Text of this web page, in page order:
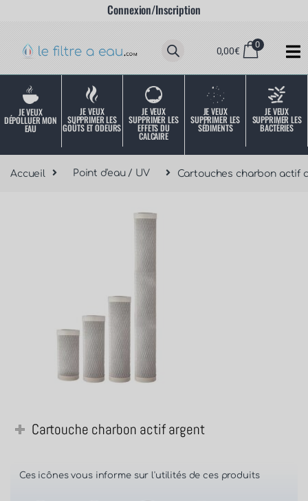
Connexion/Inscription
0,00€
0
JE VEUX
DÉPOLLUER MON
EAU
JE VEUX
SUPPRIMER LES
GOÛTS ET ODEURS
JE VEUX
SUPPRIMER LES
EFFETS DU
CALCAIRE
JE VEUX
SUPPRIMER LES
SÉDIMENTS
JE VEUX
SUPPRIMER LES
BACTÉRIES
Accueil Point d'eau / UV Cartouches charbon actif
Cartouche charbon actif argent
Ces icônes vous informe sur l'utilités de ces produits